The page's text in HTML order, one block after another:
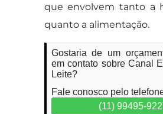
que envolvem tanto a
quanto a alimentação.
Gostaria de um
em contato sobre Canal
Leite?
Fale conosco pelo
(11) 99495-